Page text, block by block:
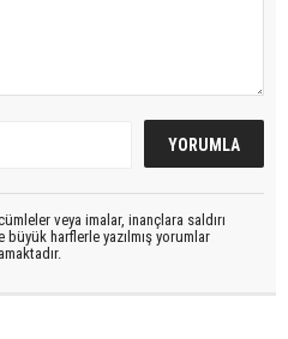
veya imalar, inançlara saldırı
büyük harflerle yazılmış yorumlar